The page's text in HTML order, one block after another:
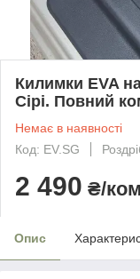
Килимки EVA
Сірі. Повний
Немає в наявності
Код: EV.SG
2 490 ₴/
Опис